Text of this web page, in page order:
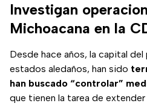
Investigan
Michoacana en la
Desde hace años, la capital
estados aledaños, han sido
han buscado “controlar”
que tienen la tarea de